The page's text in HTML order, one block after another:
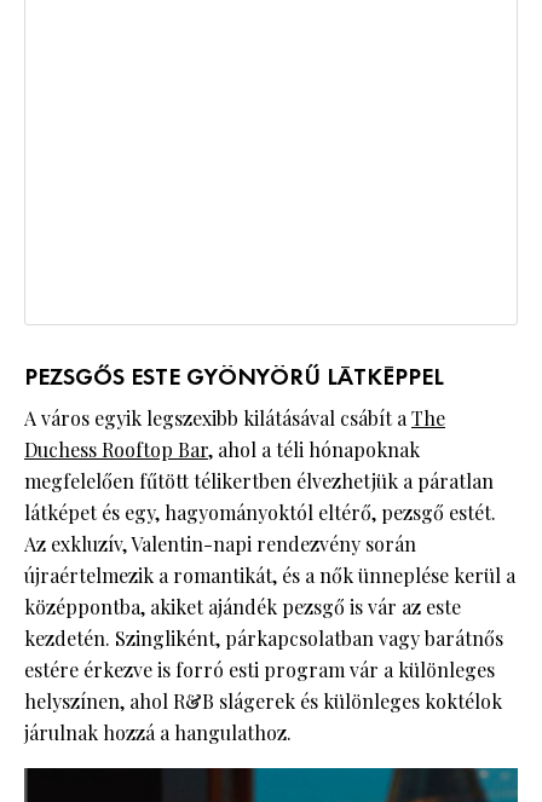
PEZSGŐS ESTE GYÖNYÖRŰ LÁTKÉPPEL
A város egyik legszexibb kilátásával csábít a The
Duchess Rooftop Bar, ahol a téli hónapoknak
megfelelően fűtött télikertben élvezhetjük a páratlan
látképet és egy, hagyományoktól eltérő, pezsgő estét.
Az exkluzív, Valentin-napi rendezvény során
újraértelmezik a romantikát, és a nők ünneplése kerül a
középpontba, akiket ajándék pezsgő is vár az este
kezdetén. Szingliként, párkapcsolatban vagy barátnős
estére érkezve is forró esti program vár a különleges
helyszínen, ahol R&B slágerek és különleges koktélok
járulnak hozzá a hangulathoz.